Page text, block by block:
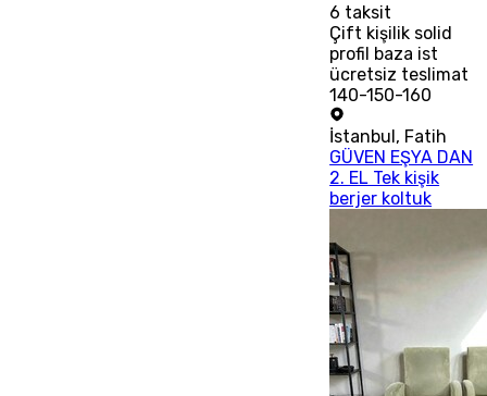
6 taksit
Çift kişilik solid
profil baza ist
ücretsiz teslimat
140-150-160
İstanbul, Fatih
GÜVEN EŞYA DAN
2. EL Tek kişik
berjer koltuk